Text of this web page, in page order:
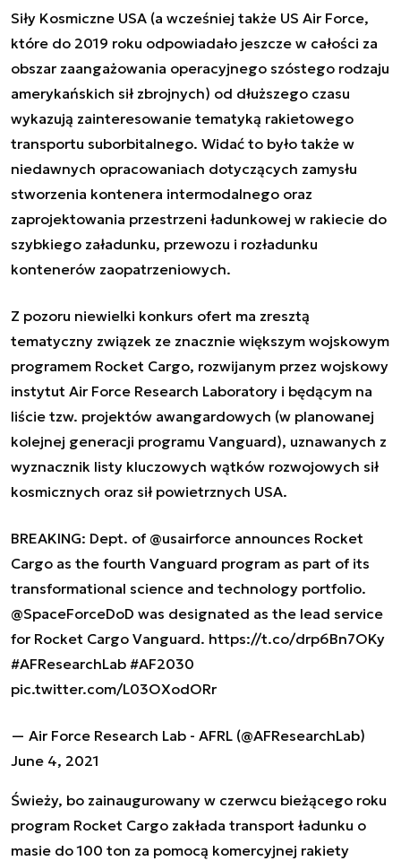
Siły Kosmiczne USA (a wcześniej także US Air Force,
które do 2019 roku odpowiadało jeszcze w całości za
obszar zaangażowania operacyjnego szóstego rodzaju
amerykańskich sił zbrojnych) od dłuższego czasu
wykazują zainteresowanie tematyką rakietowego
transportu suborbitalnego. Widać to było także w
niedawnych opracowaniach dotyczących zamysłu
stworzenia kontenera intermodalnego oraz
zaprojektowania przestrzeni ładunkowej w rakiecie do
szybkiego załadunku, przewozu i rozładunku
kontenerów zaopatrzeniowych.
Z pozoru niewielki konkurs ofert ma zresztą
tematyczny związek ze znacznie większym wojskowym
programem Rocket Cargo, rozwijanym przez wojskowy
instytut Air Force Research Laboratory i będącym na
liście tzw. projektów awangardowych (w planowanej
kolejnej generacji programu Vanguard), uznawanych z
wyznacznik listy kluczowych wątków rozwojowych sił
kosmicznych oraz sił powietrznych USA.
BREAKING: Dept. of @usairforce announces Rocket
Cargo as the fourth Vanguard program as part of its
transformational science and technology portfolio.
@SpaceForceDoD was designated as the lead service
for Rocket Cargo Vanguard. https://t.co/drp6Bn7OKy
#AFResearchLab #AF2030
pic.twitter.com/L03OXodORr
— Air Force Research Lab - AFRL (@AFResearchLab)
June 4, 2021
Świeży, bo zainaugurowany w czerwcu bieżącego roku
program Rocket Cargo zakłada transport ładunku o
masie do 100 ton za pomocą komercyjnej rakiety